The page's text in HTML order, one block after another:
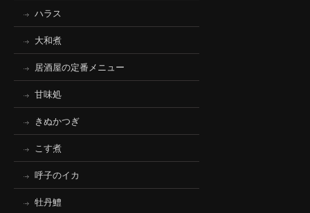
ハラス
大和煮
居酒屋の定番メニュー
甘味処
きぬかつぎ
こす煮
呼子のイカ
牡丹鱧